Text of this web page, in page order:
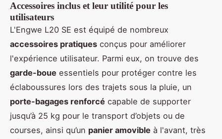
Accessoires inclus et leur utilité pour les
utilisateurs
L'Engwe L20 SE est équipé de nombreux
accessoires pratiques conçus pour améliorer
l'expérience utilisateur. Parmi eux, on trouve des
garde-boue essentiels pour protéger contre les
éclaboussures lors des trajets sous la pluie, un
porte-bagages renforcé capable de supporter
jusqu’à 25 kg pour le transport d’objets ou de
courses, ainsi qu’un panier amovible à l'avant, très